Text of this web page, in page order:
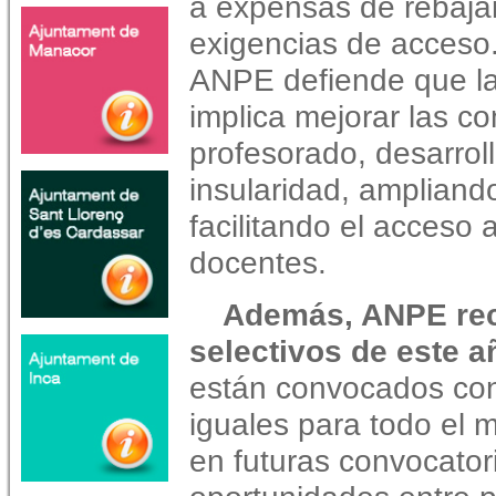
exigencias de
ANPE defiende que
implica mejorar las
profesorado,
insularidad,
facilitando el acceso
docentes.
Además, ANPE
selectivos de este
están convocados
iguales para todo el
en futuras